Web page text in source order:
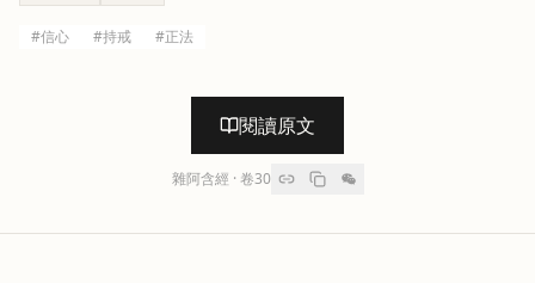
#信心 #持戒 #正法
閱讀原文
雜阿含經 · 卷30